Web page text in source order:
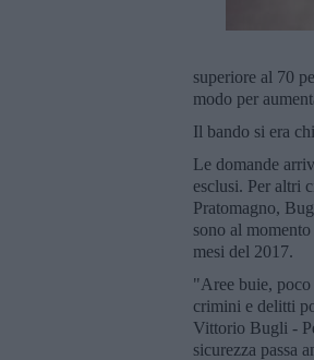
superiore al 70
modo per
Il bando si era
Le domande
esclusi. Per altri
Pratomagno,
sono al
mesi del 2017.
"Aree buie, poco
crimini e delitti
Vittorio Bugli -
sicurezza passa